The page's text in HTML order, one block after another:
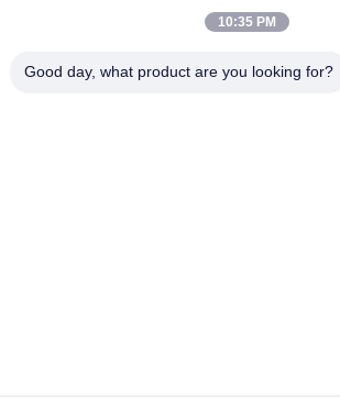
10ml 병용 맞춤형 인쇄 스티커 개인화된 라벨
금색 로고
10:35 PM
Good day, what product are you looking for?